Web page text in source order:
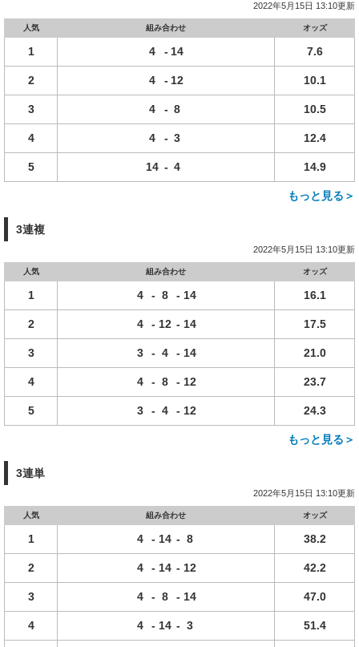
2022年5月15日 13:10更新
人気 組み合わせ オッズ
1 4 - 14 7.6
2 4 - 12 10.1
3 4 - 8 10.5
4 4 - 3 12.4
5 14 - 4 14.9
もっと見る＞
3連複
2022年5月15日 13:10更新
人気 組み合わせ オッズ
1 4 - 8 - 14 16.1
2 4 - 12 - 14 17.5
3 3 - 4 - 14 21.0
4 4 - 8 - 12 23.7
5 3 - 4 - 12 24.3
もっと見る＞
3連単
2022年5月15日 13:10更新
人気 組み合わせ オッズ
1 4 - 14 - 8 38.2
2 4 - 14 - 12 42.2
3 4 - 8 - 14 47.0
4 4 - 14 - 3 51.4